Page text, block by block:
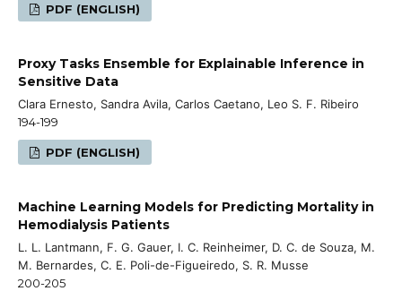
PDF (ENGLISH)
Proxy Tasks Ensemble for Explainable Inference in
Sensitive Data
Clara Ernesto, Sandra Avila, Carlos Caetano, Leo S. F. Ribeiro
194-199
PDF (ENGLISH)
Machine Learning Models for Predicting Mortality in
Hemodialysis Patients
L. L. Lantmann, F. G. Gauer, I. C. Reinheimer, D. C. de Souza, M.
M. Bernardes, C. E. Poli-de-Figueiredo, S. R. Musse
200-205